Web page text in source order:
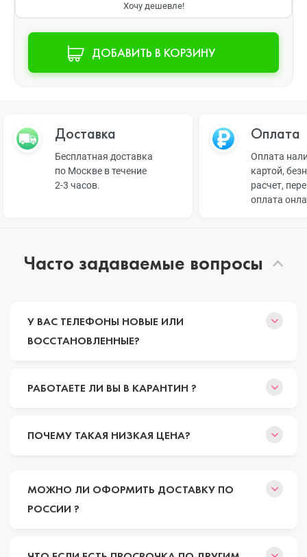
Хочу дешевле!
ДОБАВИТЬ В КОРЗИНУ
Доставка
Бесплатная доставка
по Москве в течение
2-3 часов.
Оплата
Оплата
картой,
расчет,
оплата
Часто задаваемые вопросы
У ВАС ТЕЛЕФОНЫ НОВЫЕ ИЛИ
ВОССТАНОВЛЕННЫЕ?
РАБОТАЕТЕ ЛИ ВЫ В КАРАНТИН ?
ПОЧЕМУ ТАКАЯ НИЗКАЯ ЦЕНА?
МОЖНО ЛИ ОФОРМИТЬ ДОСТАВКУ ПО
РОССИИ ?